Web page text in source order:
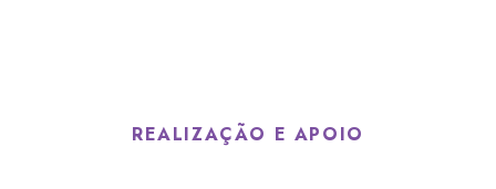
REALIZAÇÃO E APOIO